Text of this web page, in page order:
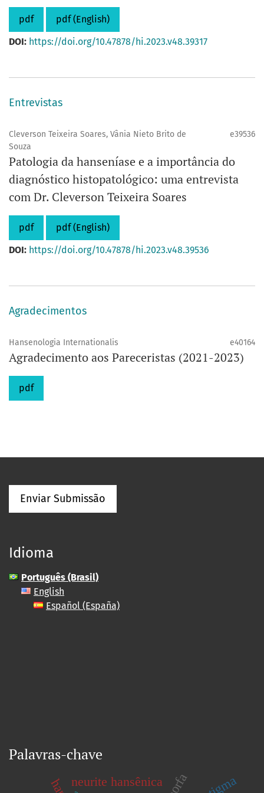
pdf
pdf (English)
DOI: https://doi.org/10.47878/hi.2023.v48.39317
Entrevistas
Cleverson Teixeira Soares, Vânia Nieto Brito de
Souza
e39536
Patologia da hanseníase e a importância do
diagnóstico histopatológico: uma entrevista
com Dr. Cleverson Teixeira Soares
pdf
pdf (English)
DOI: https://doi.org/10.47878/hi.2023.v48.39536
Agradecimentos
Hansenologia Internationalis e40164
Agradecimento aos Pareceristas (2021-2023)
pdf
Enviar Submissão
Idioma
Português (Brasil)
English
Español (España)
Palavras-chave
neurite hansênica